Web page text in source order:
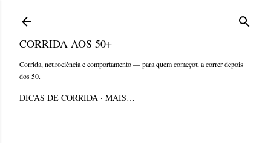
CORRIDA AOS 50+
Corrida, neurociência e comportamento — para quem começou a correr depois
dos 50.
DICAS DE CORRIDA MAIS…